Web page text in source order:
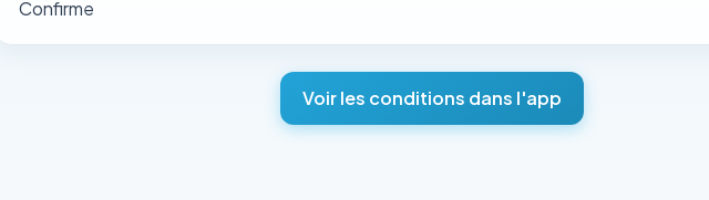
Confirme
Voir les conditions dans l'app